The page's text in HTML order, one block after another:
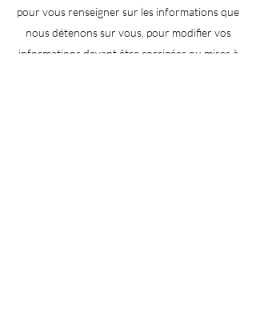
pour vous renseigner sur les informations que
nous détenons sur vous, pour modifier vos
informations devant être corrigées ou mises à